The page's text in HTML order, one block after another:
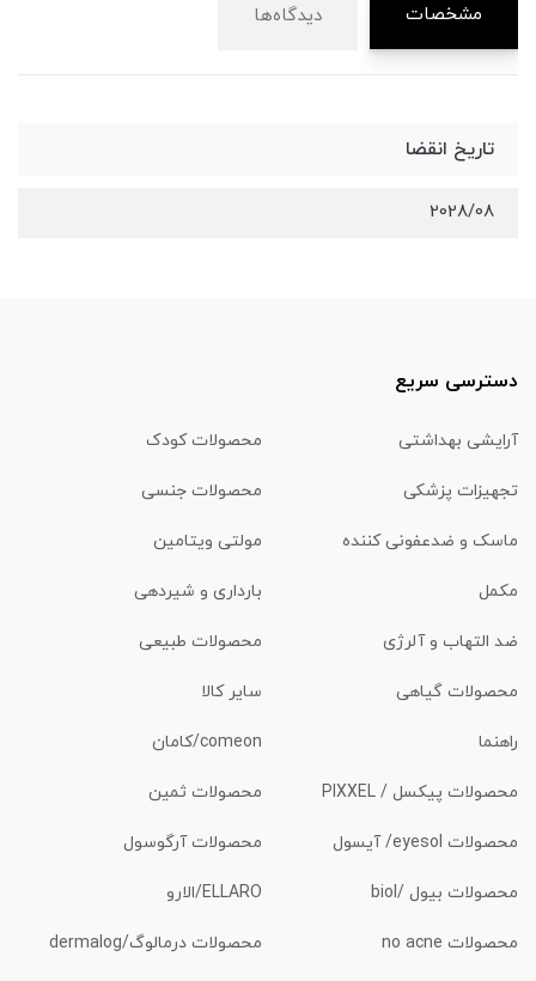
مشخصات دیدگاه‌ها
تاریخ انقضا
2028/08
دسترسی سریع
آرایشی بهداشتی محصولات کودک
تجهیزات پزشکی محصولات جنسی
ماسک و ضدعفونی کننده مولتی ویتامین
مکمل بارداری و شیردهی
ضد التهاب و آلرژی محصولات طبیعی
محصولات گیاهی سایر کالا
راهنما comeon/کامان
محصولات پیکسل / PIXXEL محصولات ثمین
محصولات eyesol/ آیسول محصولات آرگوسول
محصولات بیول /biol ELLARO/الارو
محصولات no acne محصولات درمالوگ/dermalog